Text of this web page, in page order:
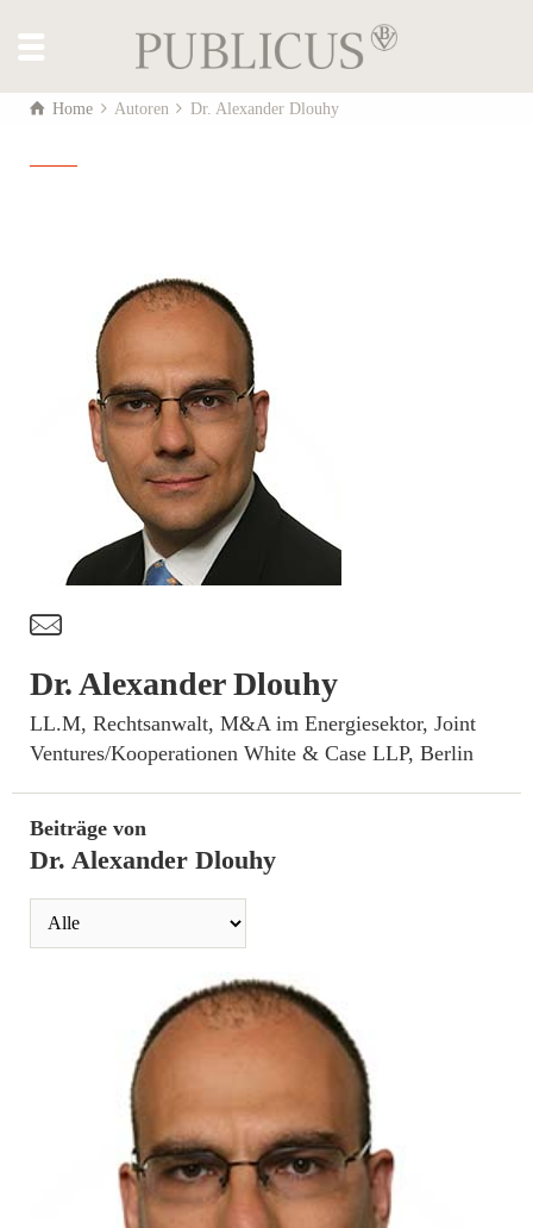
Home Autoren Dr. Alexander Dlouhy
t
Dr. Alexander Dlouhy
­LL.M, Rechtsanwalt, M&A im Energiesektor, Joint
Ventures/Kooperationen White & Case LLP, Berlin
Beiträge von
Dr. Alexander Dlouhy